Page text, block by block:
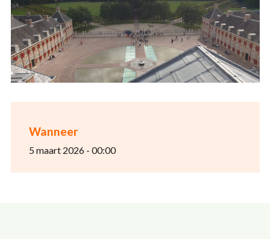
Wanneer
5 maart 2026 - 00:00